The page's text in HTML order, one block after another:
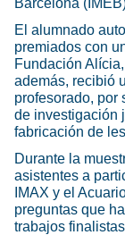
El alumnado
premiados con
Fundación
además, recibió
profesorado, por
de investigación
fabricación de
Durante la
asistentes a
IMAX y el
preguntas que
trabajos